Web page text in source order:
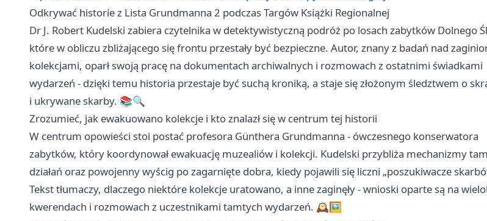
Odkrywać historie z Lista Grundmanna 2 podczas Targów Książki Regionalnej
Dr J. Robert Kudelski zabiera czytelnika w detektywistyczną podróż po losach zabytków Dolnego
które w obliczu zbliżającego się frontu przestały być bezpieczne. Autor, znany z badań nad
kolekcjami, oparł swoją pracę na dokumentach archiwalnych i rozmowach z ostatnimi świadkami
wydarzeń - dzięki temu historia przestaje być suchą kroniką, a staje się złożonym śledztwem o
i ukrywane skarby. 📚🔍
Zrozumieć, jak ewakuowano kolekcje i kto znalazł się w centrum tej historii
W centrum opowieści stoi postać profesora Günthera Grundmanna - ówczesnego konserwatora
zabytków, który koordynował ewakuację muzealiów i kolekcji. Kudelski przybliża mechanizmy
działań oraz powojenny wyścig po zagarnięte dobra, kiedy pojawili się liczni „poszukiwacze
Tekst tłumaczy, dlaczego niektóre kolekcje uratowano, a inne zaginęły - wnioski oparte są na
kwerendach i rozmowach z uczestnikami tamtych wydarzeń. 🕰️🖼️